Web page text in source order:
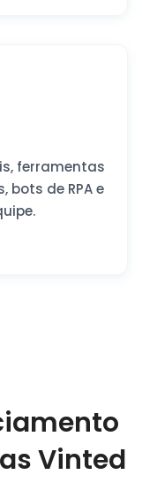
ferramentas
bots de RPA e
Vinted